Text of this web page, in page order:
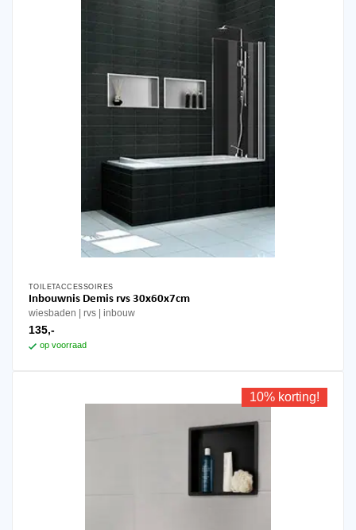
productpagina
TOILETACCESSOIRES
Inbouwnis Demis rvs 30x60x7cm
wiesbaden rvs inbouw
135,-
op voorraad
10% korting!